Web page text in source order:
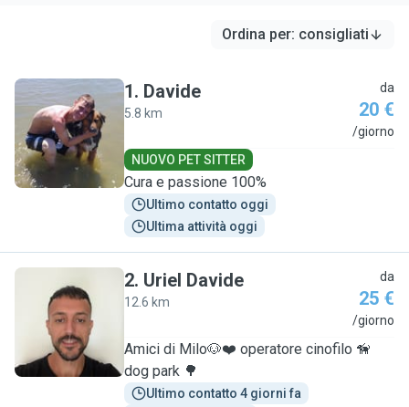
Ordina per: consigliati
D
1. Davide
5.8 km
da
20 €
/giorno
NUOVO PET SITTER
Cura e passione 100%
Ultimo contatto oggi
Ultima attività oggi
U
2. Uriel Davide
12.6 km
da
25 €
/giorno
Amici di Milo🐶❤️ operatore cinofilo 🦮
dog park 🌳
Ultimo contatto 4 giorni fa